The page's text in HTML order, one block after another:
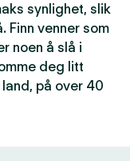
synlighet, slik
Finn venner som
noen å slå i
deg litt
på over 40